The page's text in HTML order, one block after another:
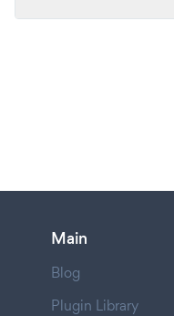
Main
Blog
Plugin Library